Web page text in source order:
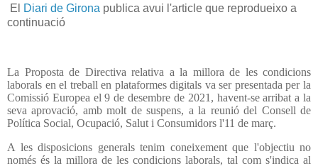
El Diari de Girona publica avui l'article que reprodueixo a
continuació
La Proposta de Directiva relativa a la millora de les condicions
laborals en el treball en plataformes digitals va ser presentada per la
Comissió Europea el 9 de desembre de 2021, havent-se arribat a la
seva aprovació, amb molt de suspens, a la reunió del Consell de
Política Social, Ocupació, Salut i Consumidors l'11 de març.
A les disposicions generals tenim coneixement que l'objectiu no
només és la millora de les condicions laborals, tal com s'indica al